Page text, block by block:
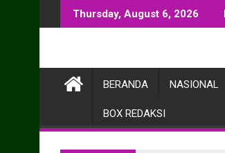
to
Thursday, August 6, 2026
BERANDA NASIONAL
BOX REDAKSI